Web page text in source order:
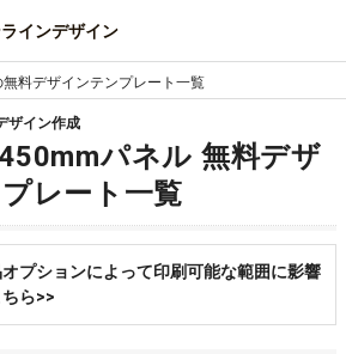
インデザイン
無料デザインテンプレート一覧
ザイン作成
パネル 無料デザ
レート一覧
プションによって印刷可能な範囲に影響
ら>>